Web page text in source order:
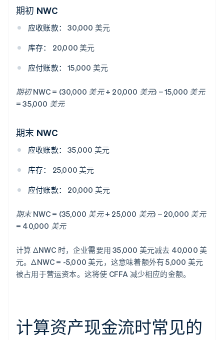
期初 NWC
应收账款：
30,000 美元
库存：
20,000 美元
应付账款：
15,000 美元
期初 NWC = (30,000 美元 + 20,000 美元) − 15,000 美元
= 35,000 美元
期末 NWC
应收账款：
35,000 美元
库存：
25,000 美元
应付账款：
20,000 美元
期末 NWC = (35,000 美元 + 25,000 美元) − 20,000 美元
= 40,000 美元
计算 ΔNWC 时，企业需要用 35,000 美元减去 40,000 美
元。ΔNWC = -5,000 美元，这意味着额外有 5,000 美元
被占用于营运资本。这将使 CFFA 减少相应的金额。
计算资产现金流时常见的